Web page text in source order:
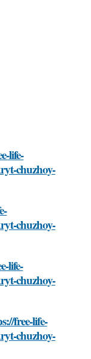
life-
chuzhoy-
chuzhoy-
life-
chuzhoy-
free-life-
chuzhoy-